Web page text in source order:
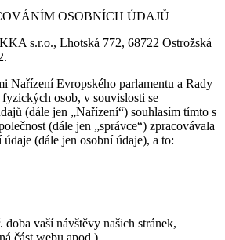
OSOBNÍCH ÚDAJŮ
s.r.o., Lhotská 772, 68722 Ostrožská
Nařízení Evropského parlamentu a Rady
osob, v souvislosti se
(dále jen „Nařízení“) souhlasím tímto s
(dále jen „správce“) zpracovávala
(dále jen osobní údaje), a to:
doba vaší návštěvy našich stránek,